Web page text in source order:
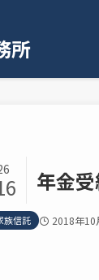
所
年金
族信託 2018年10